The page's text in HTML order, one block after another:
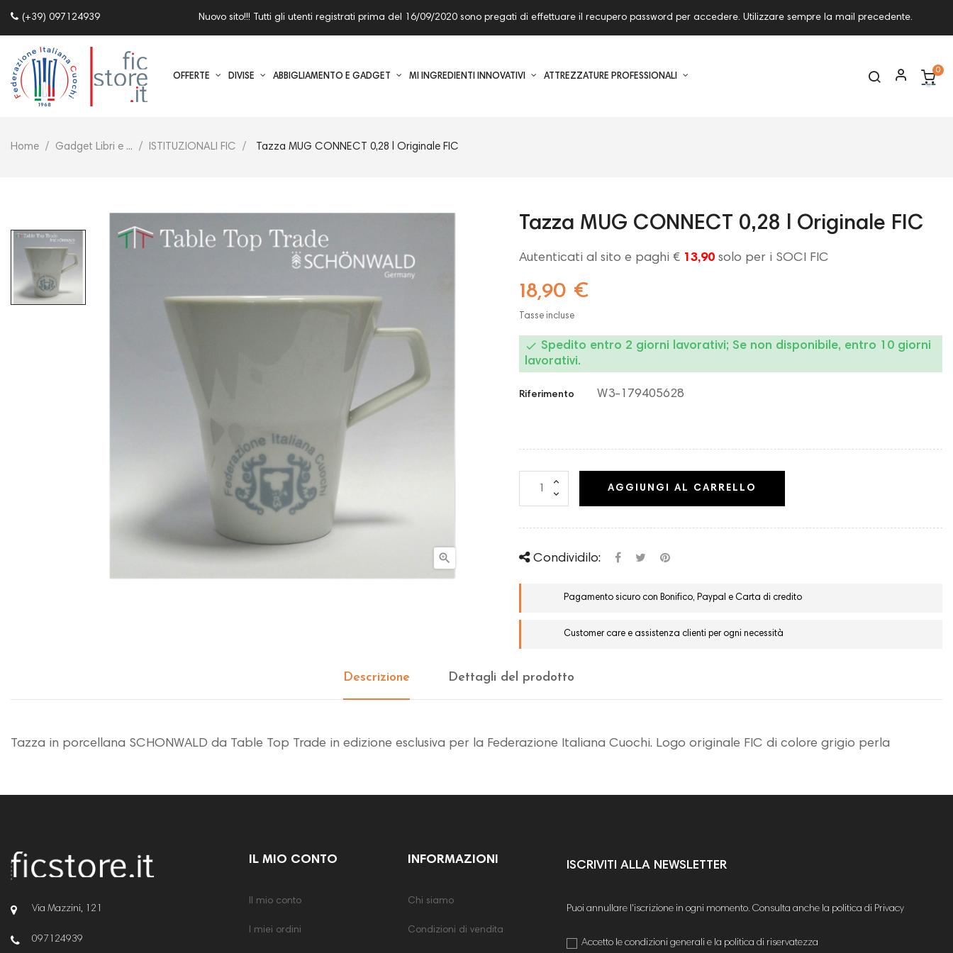
(+39) 097124939 Nuovo sito!!! Tutti gli utenti registrati prima del 16/09/2020 sono pregati di effettuare il recupero password per accedere. Utilizzare sempre la mail precedente.
OFFERTE DIVISE ABBIGLIAMENTO E GADGET MI INGREDIENTI INNOVATIVI ATTREZZATURE PROFESSIONALI
0
Home Gadget Libri e ... ISTITUZIONALI FIC Tazza MUG CONNECT 0,28 l Originale FIC

Tazza MUG CONNECT 0,28 l Originale FIC
Autenticati al sito e paghi € 13,90 solo per i SOCI FIC
18,90 €
Tasse incluse
 Spedito entro 2 giorni lavorativi; Se non disponibile, entro 10 giorni
lavorativi.
Riferimento W3-179405628
AGGIUNGI AL CARRELLO
Condividilo:
Pagamento sicuro con Bonifico, Paypal e Carta di credito
Customer care e assistenza clienti per ogni necessità
Descrizione Dettagli del prodotto
Tazza in porcellana SCHONWALD da Table Top Trade in edizione esclusiva per la Federazione Italiana Cuochi. Logo originale FIC di colore grigio perla
Via Mazzini, 121
097124939
IL MIO CONTO
Il mio conto
I miei ordini
INFORMAZIONI
Chi siamo
Condizioni di vendita
ISCRIVITI ALLA NEWSLETTER
Puoi annullare l'iscrizione in ogni momento. Consulta anche la politica di Privacy
Accetto le condizioni generali e la politica di riservatezza